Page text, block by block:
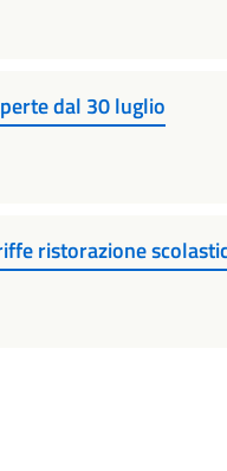
dal 30 luglio
ristorazione